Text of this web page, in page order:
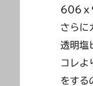
606ｘ
さらに
透明塩
コレよ
をする